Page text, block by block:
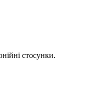
стосунки.